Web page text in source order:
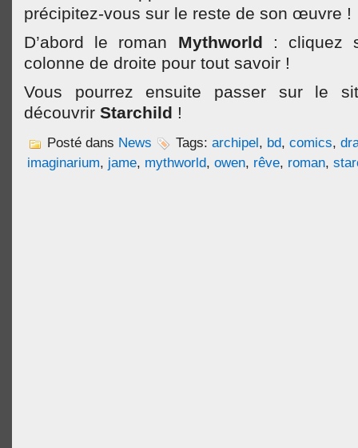
précipitez-vous sur le reste de son œuvre !
D’abord le roman Mythworld : cliquez
colonne de droite pour tout savoir !
Vous pourrez ensuite passer sur le
découvrir Starchild !
Posté dans News Tags: archipel, bd, comics,
imaginarium, jame, mythworld, owen, rêve, roman,